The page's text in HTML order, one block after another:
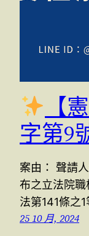
【
字第9
案由： 聲請
布之立法院職
法第141條之
25 10 月, 2024